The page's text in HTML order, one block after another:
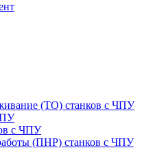
(ТО) станков с ЧПУ
с ЧПУ
(ПНР) станков с ЧПУ